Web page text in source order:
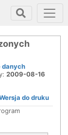
danych
2009-08-16
do druku